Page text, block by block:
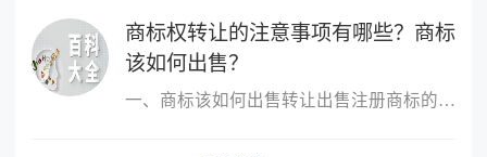
商标权转让的注意事项有哪些？商标
该如何出售？
一、商标该如何出售转让出售注册商标的，转让人和受让人应当签订转...